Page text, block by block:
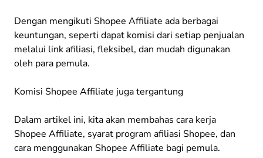
Dengan mengikuti Shopee Affiliate ada berbagai
keuntungan, seperti dapat komisi dari setiap penjualan
melalui link afiliasi, fleksibel, dan mudah digunakan
oleh para pemula.
Komisi Shopee Affiliate juga tergantung
Dalam artikel ini, kita akan membahas cara kerja
Shopee Affiliate, syarat program afiliasi Shopee, dan
cara menggunakan Shopee Affiliate bagi pemula.